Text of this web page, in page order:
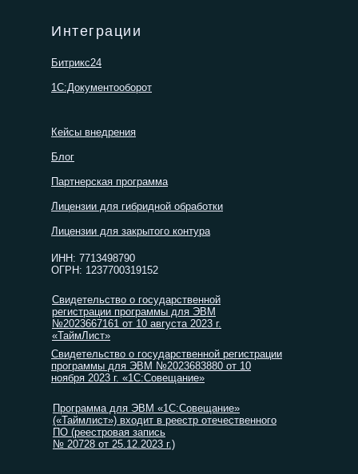
Битрикс24
1С:Документооборот
Интеграции
ИНН: 7713498790
ОГРН: 1237700319152
Свидетельство о государственной
регистрации программы для ЭВМ
№2023667161 от 10 августа 2023 г.
«ТаймЛист»
Свидетельство о государственной регистрации
программы для ЭВМ №2023683880 от 10
ноября 2023 г. «1С:Совещание»
Программа для ЭВМ «1С:Совещание»
(«Таймлист») входит в реестр отечественного
ПО (реестровая запись
№ 20728 от 25.12.2023 г.)
Блог
Кейсы внедрения
Лицензии для гибридной обработки
Партнерская программа
Лицензии для закрытого контура